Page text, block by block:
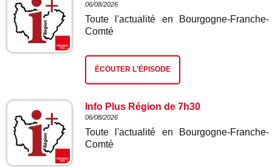
06/08/2026
Toute l'actualité en Bourgogne-Franche-
Comté
ÉCOUTER L'ÉPISODE
Info Plus Région de 7h30
06/08/2026
Toute l'actualité en Bourgogne-Franche-
Comté